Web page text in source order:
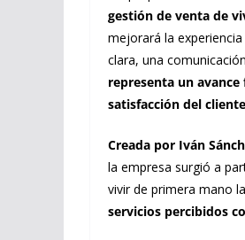
gestión de venta de
mejorará la
clara, una
representa un
satisfacción del cliente
Creada por Iván
la empresa surgió a
vivir de primera mano
servicios percibidos